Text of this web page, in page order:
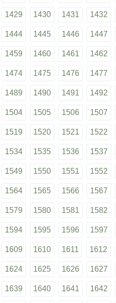
1429 1430 1431 1432
1444 1445 1446 1447
1459 1460 1461 1462
1474 1475 1476 1477
1489 1490 1491 1492
1504 1505 1506 1507
1519 1520 1521 1522
1534 1535 1536 1537
1549 1550 1551 1552
1564 1565 1566 1567
1579 1580 1581 1582
1594 1595 1596 1597
1609 1610 1611 1612
1624 1625 1626 1627
1639 1640 1641 1642